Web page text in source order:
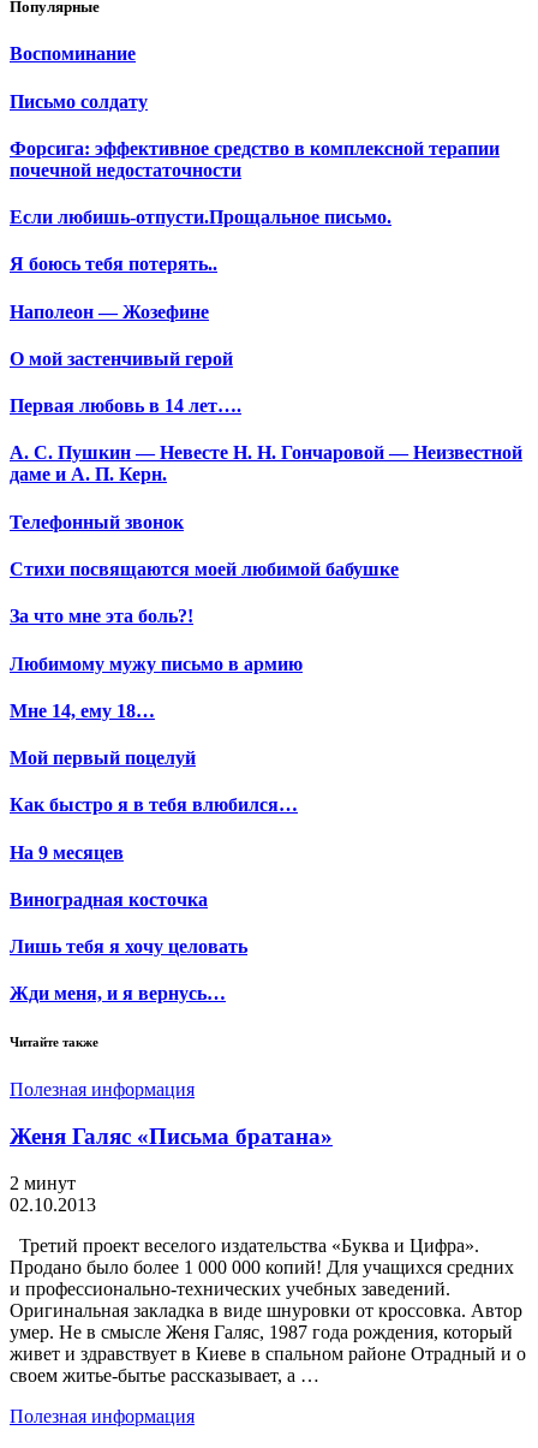
Популярные
Воспоминание
Письмо солдату
Форсига: эффективное средство в комплексной терапии
почечной недостаточности
Если любишь-отпусти.Прощальное письмо.
Я боюсь тебя потерять..
Наполеон — Жозефине
О мой застенчивый герой
Первая любовь в 14 лет….
А. С. Пушкин — Невесте Н. Н. Гончаровой — Неизвестной
даме и А. П. Керн.
Телефонный звонок
Стихи посвящаются моей любимой бабушке
За что мне эта боль?!
Любимому мужу письмо в армию
Мне 14, ему 18…
Мой первый поцелуй
Как быстро я в тебя влюбился…
На 9 месяцев
Виноградная косточка
Лишь тебя я хочу целовать
Жди меня, и я вернусь…
Читайте также
Полезная информация
Женя Галяс «Письма братана»
2 минут
02.10.2013
Третий проект веселого издательства «Буква и Цифра».
Продано было более 1 000 000 копий! Для учащихся средних
и профессионально-технических учебных заведений.
Оригинальная закладка в виде шнуровки от кроссовка. Автор
умер. Не в смысле Женя Галяс, 1987 года рождения, который
живет и здравствует в Киеве в спальном районе Отрадный и о
своем житье-бытье рассказывает, а …
Полезная информация